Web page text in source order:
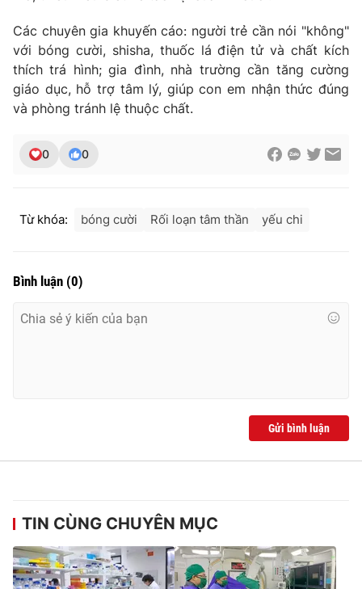
THỜI BÁO VTV
Theo dõi báo trên
Cơ quan báo chí:Thời báo VTV
Tổng Biên tập:
Nguyễn Trọng Ninh
Các chuyên gia khuyến cáo: người trẻ cần nói "không"
với bóng cười, shisha, thuốc lá điện tử và chất kích
thích trá hình; gia đình, nhà trường cần tăng cường
giáo dục, hỗ trợ tâm lý, giúp con em nhận thức đúng
và phòng tránh lệ thuộc chất.
0 0
Từ khóa: bóng cười Rối loạn tâm thần yếu chi
Bình luận (0)
Gửi bình luận
TIN CÙNG CHUYÊN MỤC